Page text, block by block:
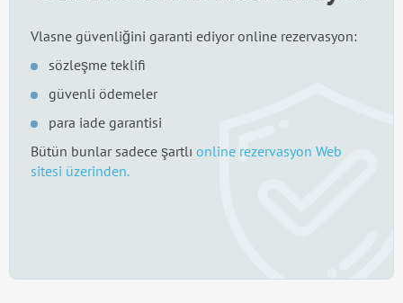
Vlasne güvenliğini garanti ediyor online rezervasyon:
sözleşme teklifi
güvenli ödemeler
para iade garantisi
Bütün bunlar sadece şartlı online rezervasyon Web
sitesi üzerinden.